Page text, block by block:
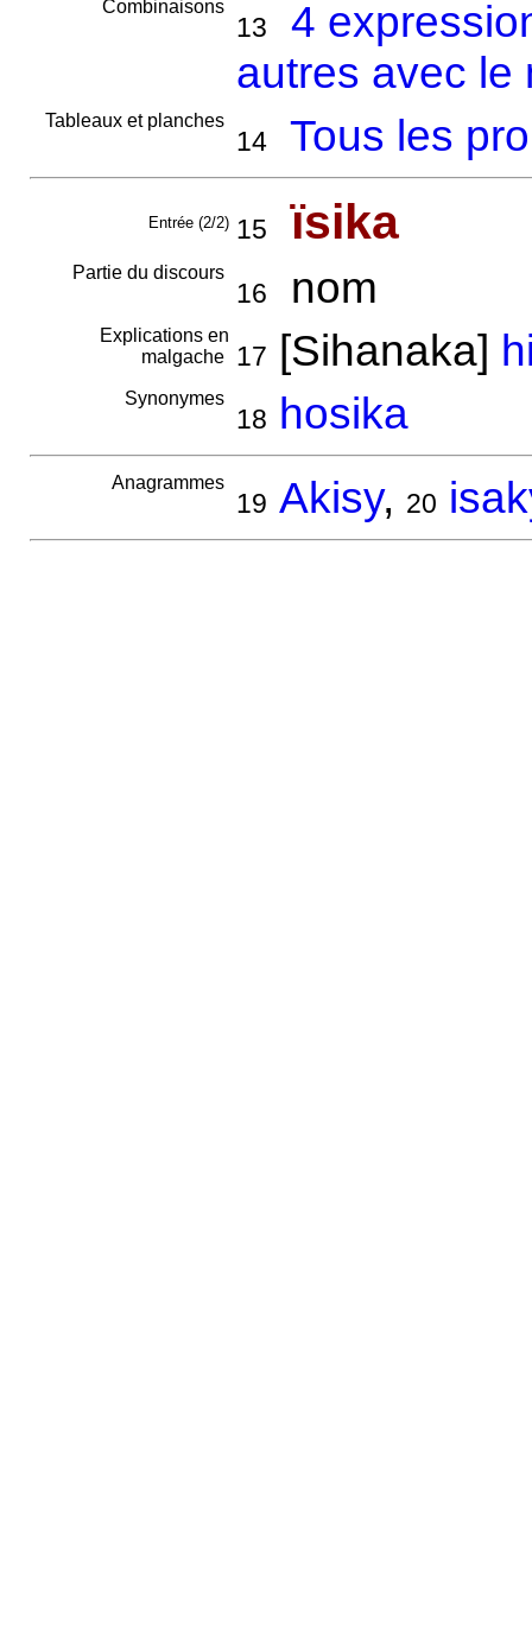
Combinaisons
13
4
autres avec le
Tableaux et planches
14 Tous les
Entrée (2/2) 15 ïsika
Partie du discours
16 nom
Explications en
malgache
17 [Sihanaka]
Synonymes
18 hosika
Anagrammes
19 Akisy, 20